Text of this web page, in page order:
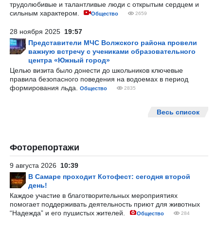
трудолюбивые и талантливые люди с открытым сердцем и
сильным характером.
Общество 2659
28 ноября 2025 19:57
Представители МЧС Волжского района провели
важную встречу с учениками образовательного
центра «Южный город»
Целью визита было донести до школьников ключевые
правила безопасного поведения на водоемах в период
формирования льда.
Общество 2835
Весь список
Фоторепортажи
9 августа 2026 10:39
В Самаре проходит Котофест: сегодня второй
день!
Каждое участие в благотворительных мероприятиях
помогает поддерживать деятельность приют для животных
“Надежда” и его пушистых жителей.
Общество 284